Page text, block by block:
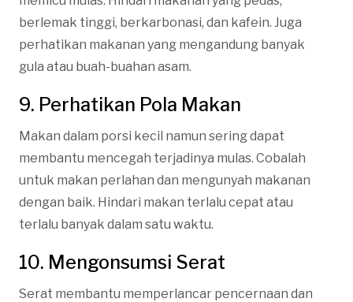
berlemak tinggi, berkarbonasi, dan kafein. Juga
perhatikan makanan yang mengandung banyak
gula atau buah-buahan asam.
9. Perhatikan Pola Makan
Makan dalam porsi kecil namun sering dapat
membantu mencegah terjadinya mulas. Cobalah
untuk makan perlahan dan mengunyah makanan
dengan baik. Hindari makan terlalu cepat atau
terlalu banyak dalam satu waktu.
10. Mengonsumsi Serat
Serat membantu memperlancar pencernaan dan